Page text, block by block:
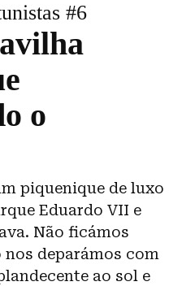
#6
o
piquenique de luxo
Eduardo VII e
Não ficámos
deparámos com
ao sol e